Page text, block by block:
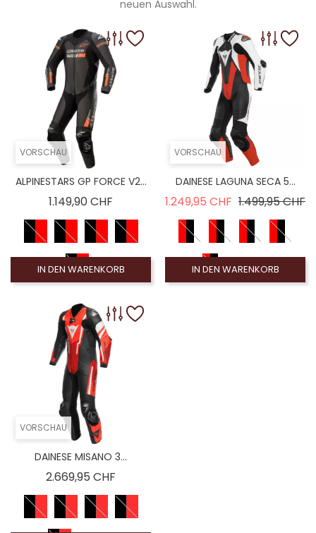
neuen Auswahl.
VORSCHAU
ALPINESTARS GP FORCE V2...
1.149,90 CHF
IN DEN WARENKORB
VORSCHAU
DAINESE LAGUNA SECA 5...
1.249,95 CHF Verkaufspreis
1.499,95 CHF
IN DEN WARENKORB
VORSCHAU
DAINESE MISANO 3...
2.669,95 CHF